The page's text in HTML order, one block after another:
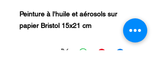
Peinture à l'huile et aérosols sur
papier Bristol 15x21 cm